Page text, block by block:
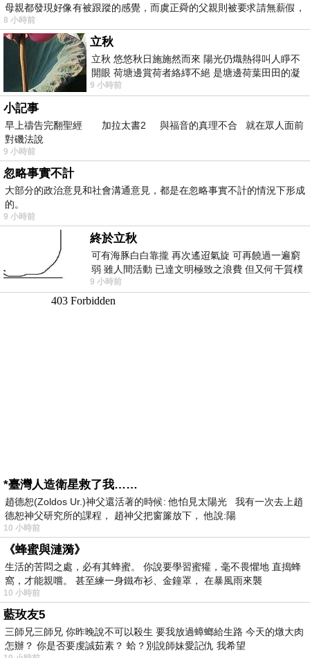
母親都發現好像有被跟蹤的感覺，而虞正舜的父親則被要求請無薪假，
8 小時前
立秋
立秋 悠悠秋日施施然而來 陽光仍熾熱得叫人睜不
開眼 荷塘邊賞荷者絡繹不絕 是塘邊荷葉田田的凝
望 風中飄逸的是映日荷花別樣紅
9 小時前
小記事
早上禱告完翻聖經 加拉太書2 與福音的真理不合 就在眾人面前
對磯法說
9 小時前
忽略事實不計
大部分的政治意見和社會溝通意見，都是在忽略事實不計的情況下形成
的。
9 小時前
終於立秋
可有海豚白白靠攏 再次遙迢氣旋 可再饒過一遍窮
弱 雖人間活動 已達文明極致之浪費 但又何干質樸
者 只能白白陪葬
9 小時前
*臺灣人造衛星救了我……
趙德恕(Zoldos Ur.)神父還活著的時候: 他怕見太陽光 我有一次去上趙
德恕神父研究所的課程， 趙神父把窗簾放下， 他說:陽
10 小時前
《蜂蜜與漣漪》
生活的苦悶之處，必有其蜂蜜。 你說要學習蜜獾，毫不畏懼地 直搗蜂
窩，才能親嚐。 甚至練一身鐵布衫、金鐘罩， 在暴風雨來襲
10 小時前
藍玫友5
三師兄三師兄 你昨晚說不可以殺生 要我放過蟑螂給生路 今天的燉大肉
怎辦？ 你是否要虔誠茹素？ 蛤？別說師妹愛記仇 我希望